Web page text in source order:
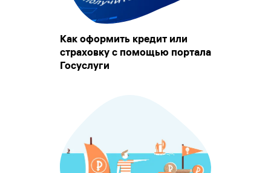
Как оформить кредит или
страховку с помощью портала
Госуслуги